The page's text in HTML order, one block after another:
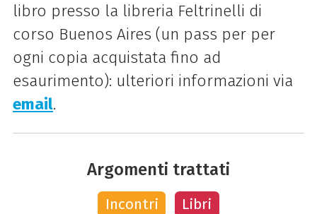
libro presso la libreria Feltrinelli di
corso Buenos Aires (un pass per per
ogni copia acquistata fino ad
esaurimento): ulteriori informazioni via
email.
Argomenti trattati
Incontri Libri